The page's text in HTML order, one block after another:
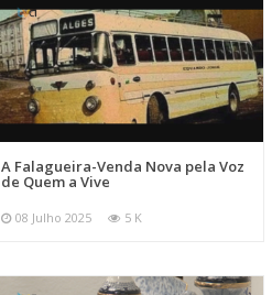
A Falagueira-Venda Nova pela Voz
de Quem a Vive
08 Julho 2025 5 K